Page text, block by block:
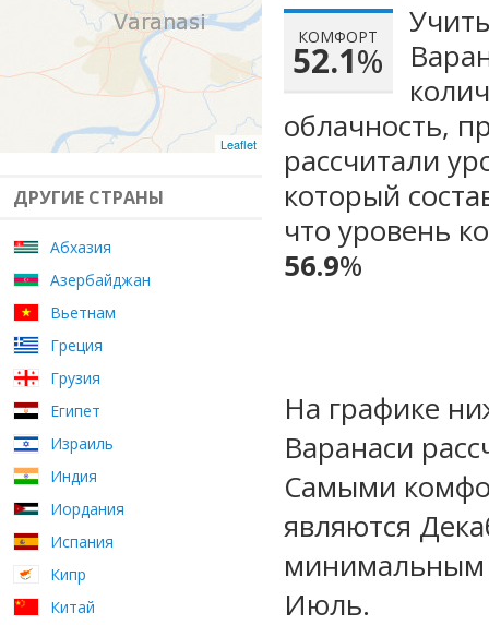
Leaflet
ДРУГИЕ СТРАНЫ
Абхазия
Азербайджан
Вьетнам
Греция
Грузия
Египет
Израиль
Индия
Иордания
Испания
Кипр
Китай
КОМФОРТ
52.1%
облачность,
рассчитали
который
что уровень
56.9%
На графике
Варанаси
Самыми
являются
минимальным
Июль.